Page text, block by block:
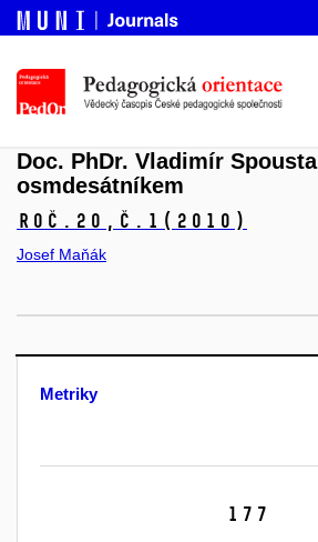
Doc. PhDr. Vladimír Spousta
osmdesátníkem
Roč.20, č.1 (2010)
Josef Maňák
Metriky
177